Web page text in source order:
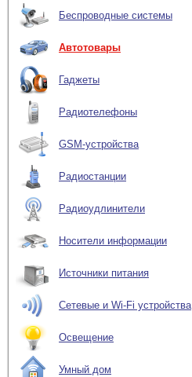
Беспроводные системы
Автотовары
Гаджеты
Радиотелефоны
GSM-устройства
Радиостанции
Радиоудлинители
Носители информации
Источники питания
Сетевые и Wi-Fi устройства
Освещение
Умный дом